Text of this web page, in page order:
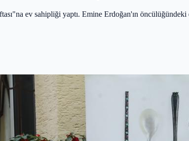
ev sahipliği yaptı. Emine Erdoğan'ın